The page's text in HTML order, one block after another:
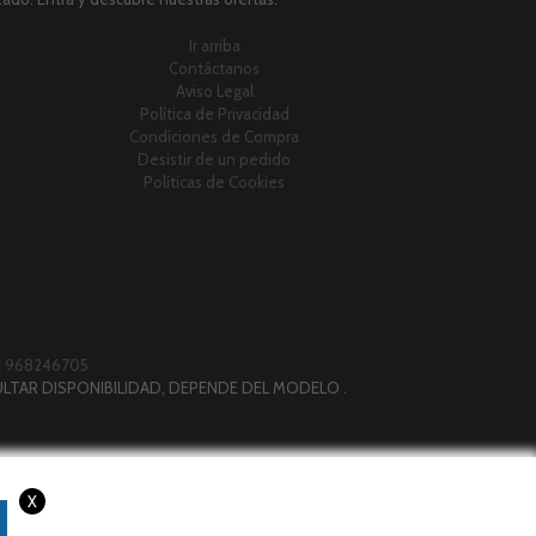
Ir arriba
Contáctanos
Aviso Legal
Política de Privacidad
Condiciones de Compra
Desistir de un pedido
Políticas de Cookies
968246705
DISPONIBILIDAD, DEPENDE DEL MODELO .
X